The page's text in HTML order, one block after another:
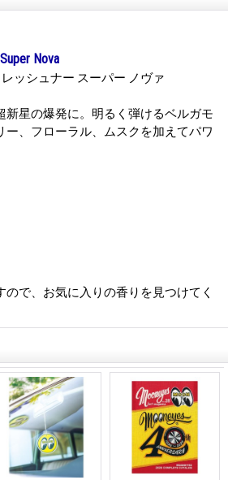
Nova
ッシュナー スーパー ノヴァ
新星の爆発に。明るく弾けるベルガモ
ー、フローラル、ムスクを加えてパワ
で、お気に入りの香りを見つけてく